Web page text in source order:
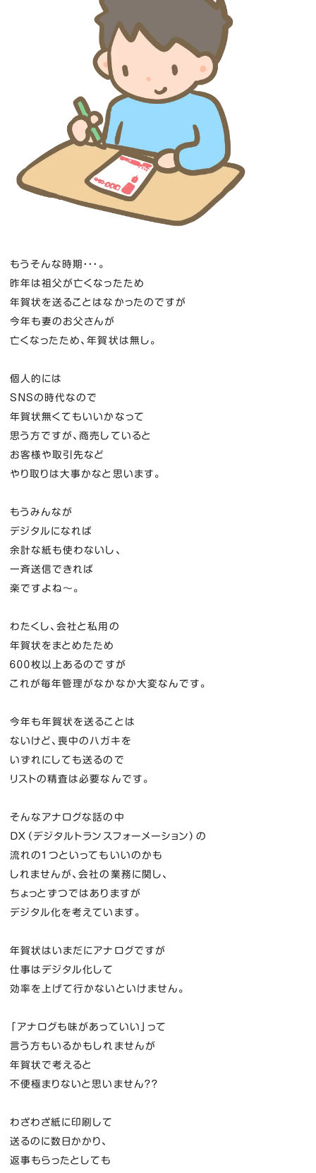
もうそんな時期・・・。
昨年は祖父が亡くなったため
年賀状を送ることはなかったのですが
今年も妻のお父さんが
亡くなったため、年賀状は無し。
個人的には
ＳＮＳの時代なので
年賀状無くてもいいかなって
思う方ですが、商売していると
お客様や取引先など
やり取りは大事かなと思います。
もうみんなが
デジタルになれば
余計な紙も使わないし、
一斉送信できれば
楽ですよね～。
わたくし、会社と私用の
年賀状をまとめたため
６００枚以上あるのですが
これが毎年管理がなかなか大変なんです。
今年も年賀状を送ることは
ないけど、喪中のハガキを
いずれにしても送るので
リストの精査は必要なんです。
そんなアナログな話の中
ＤＸ（デジタルトランスフォーメーション）の
流れの１つといってもいいのかも
しれませんが、会社の業務に関し、
ちょっとずつではありますが
デジタル化を考えています。
年賀状はいまだにアナログですが
仕事はデジタル化して
効率を上げて行かないといけません。
「アナログも味があっていい」って
言う方もいるかもしれませんが
年賀状で考えると
不便極まりないと思いません？？
わざわざ紙に印刷して
送るのに数日かかり、
返事もらったとしても